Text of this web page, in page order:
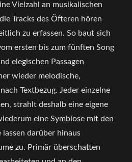
Vielzahl an musikalischen
Tracks des Öfteren hören
zu erfassen. So baut sich
ersten bis zum fünften Song
elegischen Passagen
wieder melodische,
Textbezug. Jeder einzelne
strahlt deshalb eine eigene
eine Symbiose mit den
lassen darüber hinaus
zu. Primär überschatten